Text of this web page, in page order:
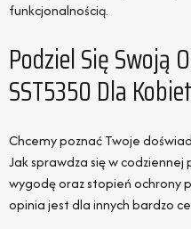
funkcjonalnością.
Podziel Się Swoją
SST5350 Dla Kobiet
Chcemy poznać Twoje
Jak sprawdza się w codziennej
wygodę oraz stopień ochrony
opinia jest dla innych bardzo